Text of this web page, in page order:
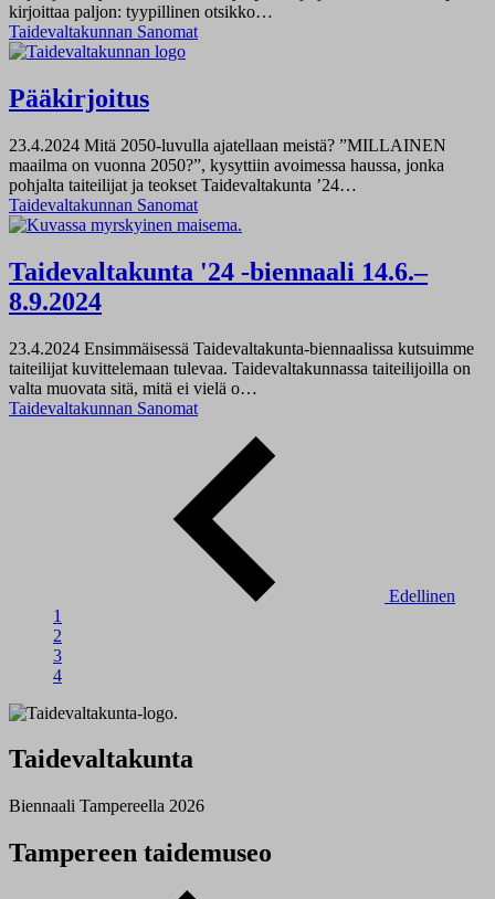
kirjoittaa paljon: tyypillinen otsikko…
Taidevaltakunnan Sanomat
Pääkirjoitus
23.4.2024 Mitä 2050-luvulla ajatellaan meistä? ”MILLAINEN
maailma on vuonna 2050?”, kysyttiin avoimessa haussa, jonka
pohjalta taiteilijat ja teokset Taidevaltakunta ’24…
Taidevaltakunnan Sanomat
Taidevaltakunta '24 -biennaali 14.6.–
8.9.2024
23.4.2024 Ensimmäisessä Taidevaltakunta-biennaalissa kutsuimme
taiteilijat kuvittelemaan tulevaa. Taidevaltakunnassa taiteilijoilla on
valta muovata sitä, mitä ei vielä o…
Taidevaltakunnan Sanomat
Edellinen
1
2
3
4
Taidevaltakunta
Biennaali Tampereella 2026
Tampereen taidemuseo